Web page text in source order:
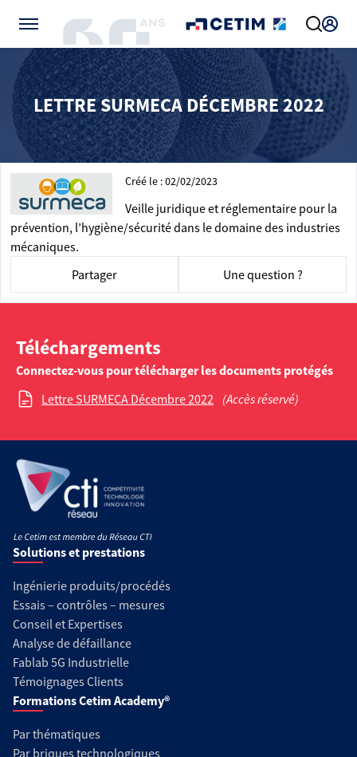
LETTRE SURMECA DÉCEMBRE 2022
Créé le : 02/02/2023
Veille juridique et réglementaire pour la
prévention, l’hygiène/sécurité dans le domaine des industries
mécaniques.
Partager
Une question ?
Téléchargements
Connectez-vous pour télécharger les documents protégés
Lettre SURMECA Décembre 2022 (Accès réservé)
Solutions et prestations
Ingénierie produits/procédés
Essais – contrôles – mesures
Conseil et Expertises
Analyse de défaillance
Fablab 5G Industrielle
Témoignages Clients
Formations Cetim Academy®
Par thématiques
Par briques technologiques